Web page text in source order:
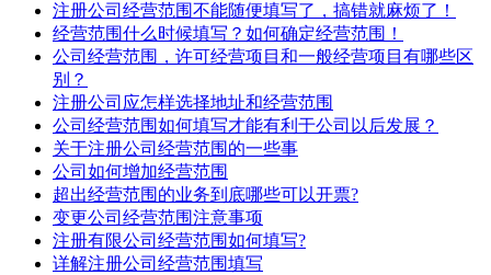
注册公司经营范围不能随便填写了，搞错就麻烦了！
经营范围什么时候填写？如何确定经营范围！
公司经营范围，许可经营项目和一般经营项目有哪些区
别？
注册公司应怎样选择地址和经营范围
公司经营范围如何填写才能有利于公司以后发展？
关于注册公司经营范围的一些事
公司如何增加经营范围
超出经营范围的业务到底哪些可以开票?
变更公司经营范围注意事项
注册有限公司经营范围如何填写?
详解注册公司经营范围填写